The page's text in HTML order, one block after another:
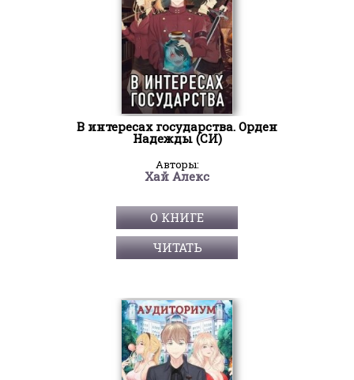
В интересах государства. Орден
Надежды (СИ)
Авторы:
Хай Алекс
О КНИГЕ
ЧИТАТЬ